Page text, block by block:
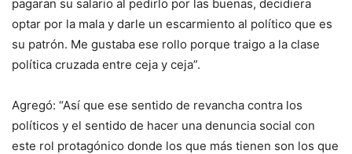
pagaran su salario al pedirlo por las buenas, decidiera
optar por la mala y darle un escarmiento al político que es
su patrón. Me gustaba ese rollo porque traigo a la clase
política cruzada entre ceja y ceja”.
Agregó: “Así que ese sentido de revancha contra los
políticos y el sentido de hacer una denuncia social con
este rol protagónico donde los que más tienen son los que